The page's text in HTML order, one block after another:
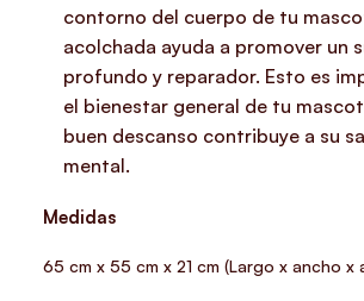
contorno del cuerpo de tu
acolchada ayuda a promover un
profundo y reparador. Esto es
el bienestar general de tu
buen descanso contribuye a su
mental.
Medidas
65 cm x 55 cm x 21 cm (Largo x ancho x